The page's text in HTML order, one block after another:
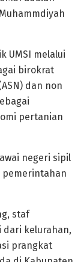
UMSI melalui
birokrat
dan non
pertanian
negeri sipil
pemerintahan
staf
kelurahan,
prangkat